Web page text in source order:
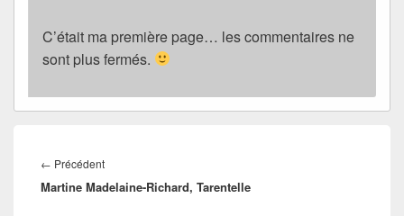
C’était ma première page… les commentaires ne
sont plus fermés.
de
l’article
← PrécédentArticle
précédent :
Martine Madelaine-Richard, Tarentelle